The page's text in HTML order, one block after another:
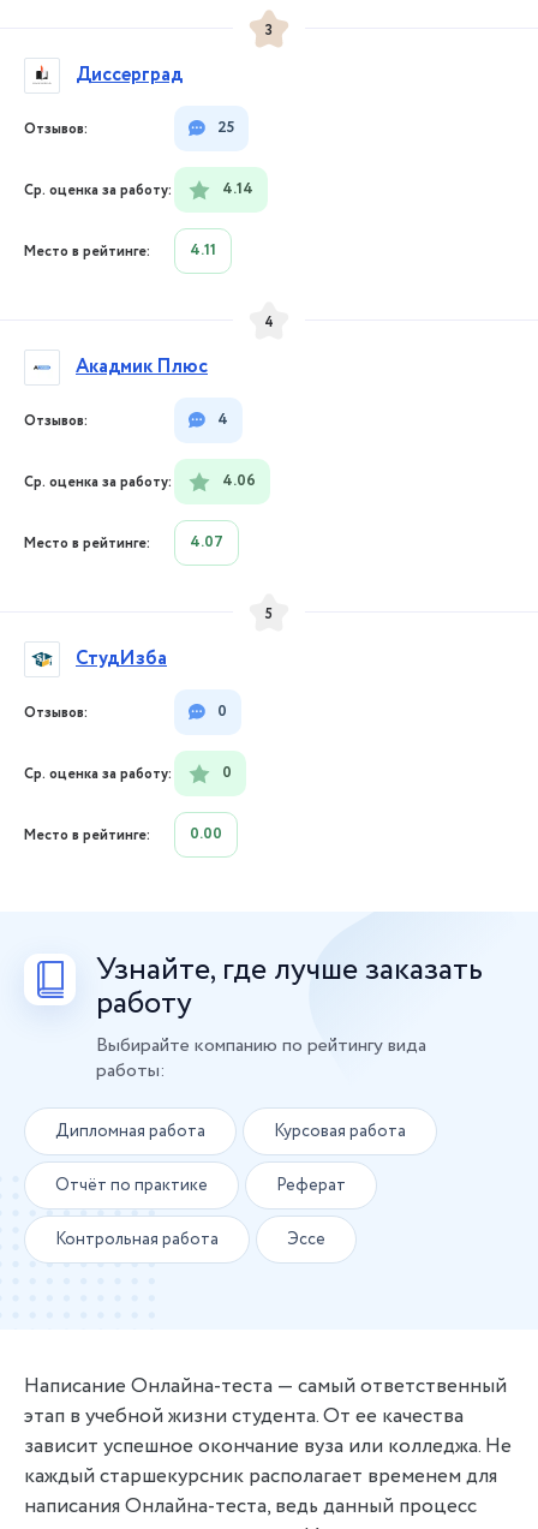
3
Диссерград
25
4.14
4.11
4
Акадмик Плюс
4
4.06
4.07
5
СтудИзба
0
0
0.00
Узнайте, где лучше заказать
работу
Выбирайте компанию по рейтингу вида
работы:
Дипломная работа Курсовая работа
Отчёт по практике Реферат
Контрольная работа Эссе
Написание Онлайна-теста — самый ответственный
этап в учебной жизни студента. От ее качества
зависит успешное окончание вуза или колледжа. Не
каждый старшекурсник располагает временем для
написания Онлайна-теста, ведь данный процесс